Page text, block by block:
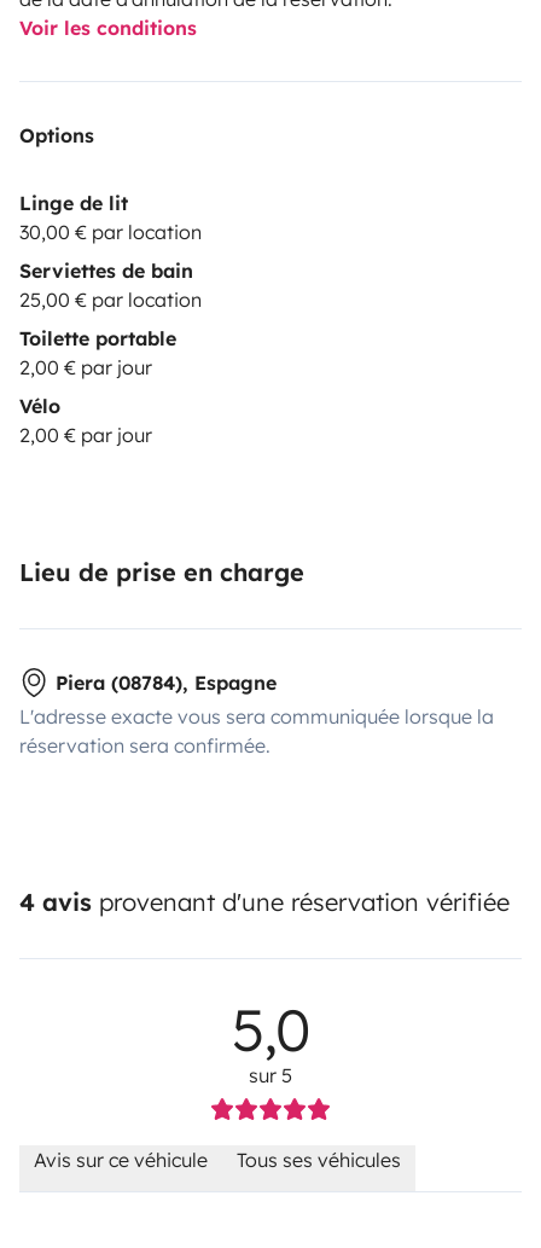
Voir les conditions
Options
Linge de lit
30,00 € par location
Serviettes de bain
25,00 € par location
Toilette portable
2,00 € par jour
Vélo
2,00 € par jour
Lieu de prise en charge
Piera (08784), Espagne
L'adresse exacte vous sera communiquée lorsque la
réservation sera confirmée.
4 avis provenant d'une réservation vérifiée
5,0
sur 5
Avis sur ce véhicule Tous ses véhicules